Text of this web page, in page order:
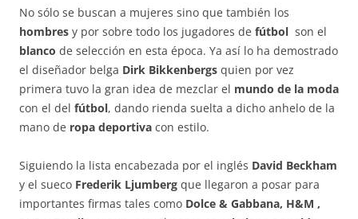
No sólo se buscan a mujeres sino que también los
hombres y por sobre todo los jugadores de fútbol son el
blanco de selección en esta época. Ya así lo ha demostrado
el diseñador belga Dirk Bikkenbergs quien por vez
primera tuvo la gran idea de mezclar el mundo de la moda
con el del fútbol, dando rienda suelta a dicho anhelo de la
mano de ropa deportiva con estilo.
Siguiendo la lista encabezada por el inglés David Beckham
y el sueco Frederik Ljumberg que llegaron a posar para
importantes firmas tales como Dolce & Gabbana, H&M ,